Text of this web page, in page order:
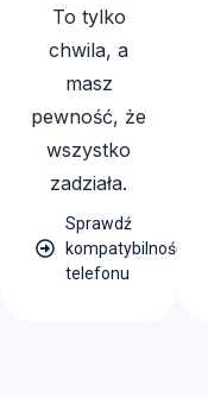
To tylko
chwila, a
masz
pewność, że
wszystko
zadziała.
Sprawdź
kompatybilność
telefonu